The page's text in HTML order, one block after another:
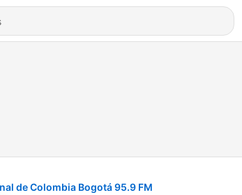
de Colombia Bogotá 95.9 FM